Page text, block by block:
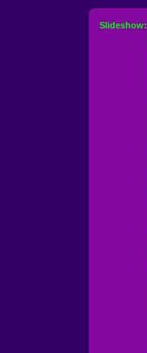
Slideshow: